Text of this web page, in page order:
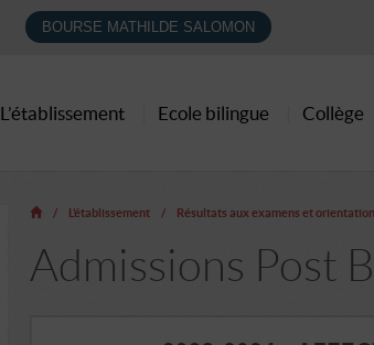
L’établissement Ecole bilingue Collège
BOURSE MATHILDE SALOMON
L’établissement Résultats aux examens et
Admissions Post